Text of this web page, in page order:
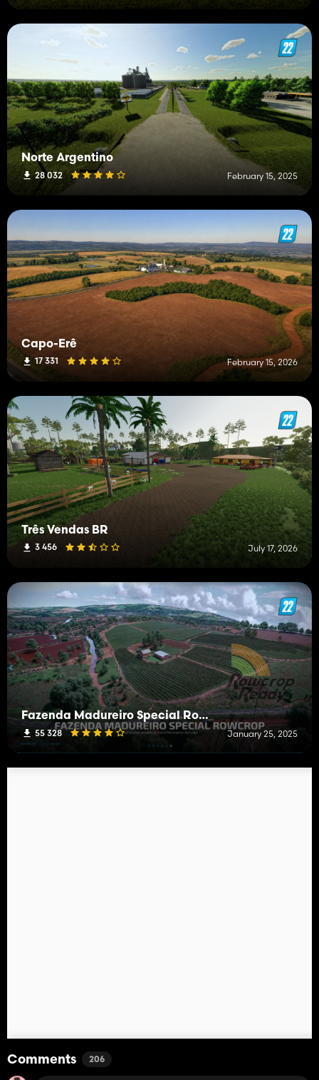
Norte Argentino
28 032 February 15, 2025
Capo-Erê
17 331 February 15, 2026
Três Vendas BR
3 456 July 17, 2026
Fazenda Madureiro Special RowCrop
55 328 January 25, 2025
Comments 206